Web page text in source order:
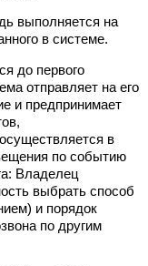
выполняется на
в системе.
до первого
отправляет на его
и предпринимает
в
по событию
Владелец
выбрать способ
и порядок
по другим